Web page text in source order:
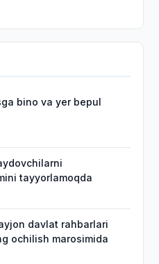
bino va yer bepul
tayyorlamoqda
davlat rahbarlari
ochilish marosimida